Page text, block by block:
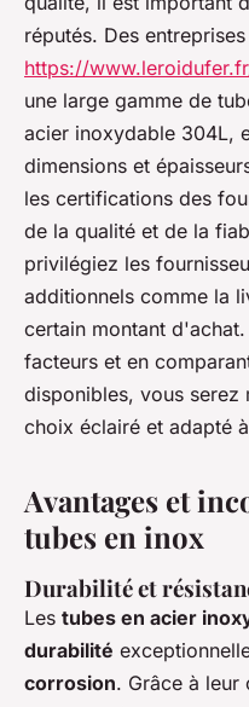
réputés. Des
https://
une large gamme de
acier inoxydable 304L,
dimensions et
les certifications des
de la qualité et de la
privilégiez les
additionnels comme la
certain montant
facteurs et en
disponibles, vous serez
choix éclairé et adapté
Avantages et
tubes en inox
Durabilité et
Les tubes en acier
durabilité
corrosion. Grâce à leur